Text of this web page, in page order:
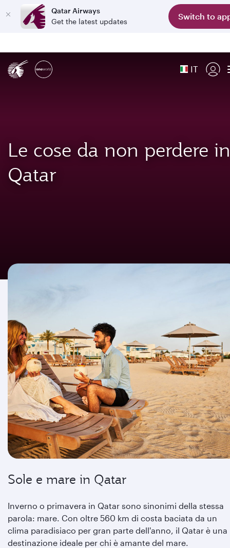
Qatar Airways
Get the latest updates
Switch to
IT
Le cose da non perdere in
Qatar
Sole e mare in Qatar
Inverno o primavera in Qatar sono sinonimi della stessa
parola: mare. Con oltre 560 km di costa baciata da un
clima paradisiaco per gran parte dell'anno, il Qatar è una
destinazione ideale per chi è amante del mare.